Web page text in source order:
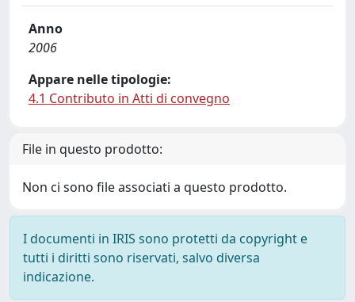
Anno
2006
Appare nelle tipologie:
4.1 Contributo in Atti di convegno
File in questo prodotto:
Non ci sono file associati a questo prodotto.
I documenti in IRIS sono protetti da copyright e
tutti i diritti sono riservati, salvo diversa
indicazione.